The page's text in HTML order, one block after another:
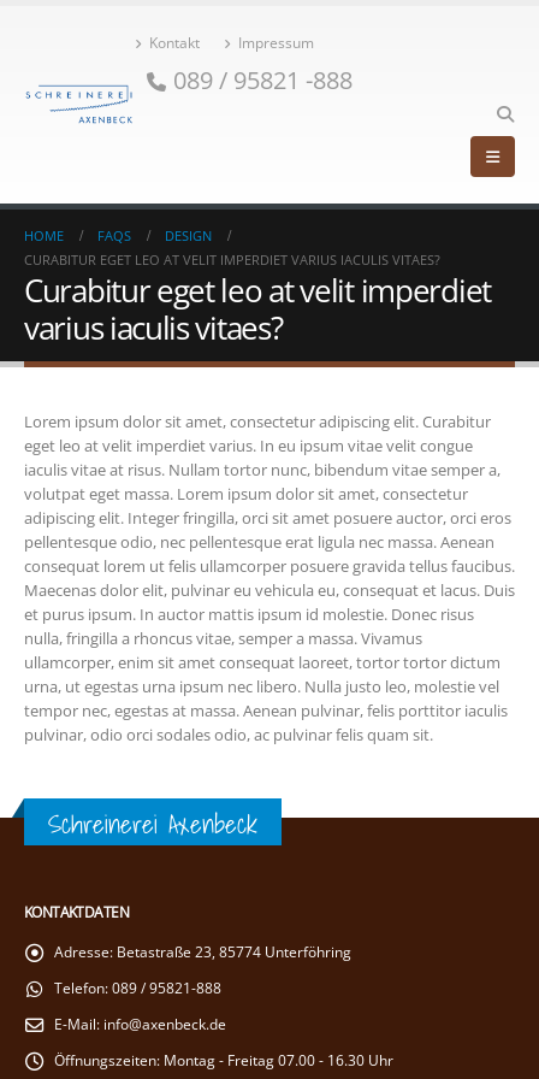
Kontakt Impressum
089 / 95821 -888
HOME FAQS
DESIGN
CURABITUR EGET LEO AT VELIT IMPERDIET VARIUS IACULIS VITAES?
Curabitur eget leo at velit imperdiet
varius iaculis vitaes?
Lorem ipsum dolor sit amet, consectetur adipiscing elit. Curabitur
eget leo at velit imperdiet varius. In eu ipsum vitae velit congue
iaculis vitae at risus. Nullam tortor nunc, bibendum vitae semper a,
volutpat eget massa. Lorem ipsum dolor sit amet, consectetur
adipiscing elit. Integer fringilla, orci sit amet posuere auctor, orci eros
pellentesque odio, nec pellentesque erat ligula nec massa. Aenean
consequat lorem ut felis ullamcorper posuere gravida tellus faucibus.
Maecenas dolor elit, pulvinar eu vehicula eu, consequat et lacus. Duis
et purus ipsum. In auctor mattis ipsum id molestie. Donec risus
nulla, fringilla a rhoncus vitae, semper a massa. Vivamus
ullamcorper, enim sit amet consequat laoreet, tortor tortor dictum
urna, ut egestas urna ipsum nec libero. Nulla justo leo, molestie vel
tempor nec, egestas at massa. Aenean pulvinar, felis porttitor iaculis
pulvinar, odio orci sodales odio, ac pulvinar felis quam sit.
Schreinerei Axenbeck
KONTAKTDATEN
Adresse: Betastraße 23, 85774 Unterföhring
Telefon:089 / 95821-888
E-Mail: info@axenbeck.de
Öffnungszeiten: Montag - Freitag 07.00 - 16.30 Uhr